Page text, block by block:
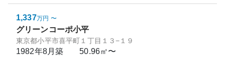
1,337万円 〜
グリーンコーポ小平
東京都小平市喜平町１丁目１３−１９
1982年8月築 50.96㎡〜